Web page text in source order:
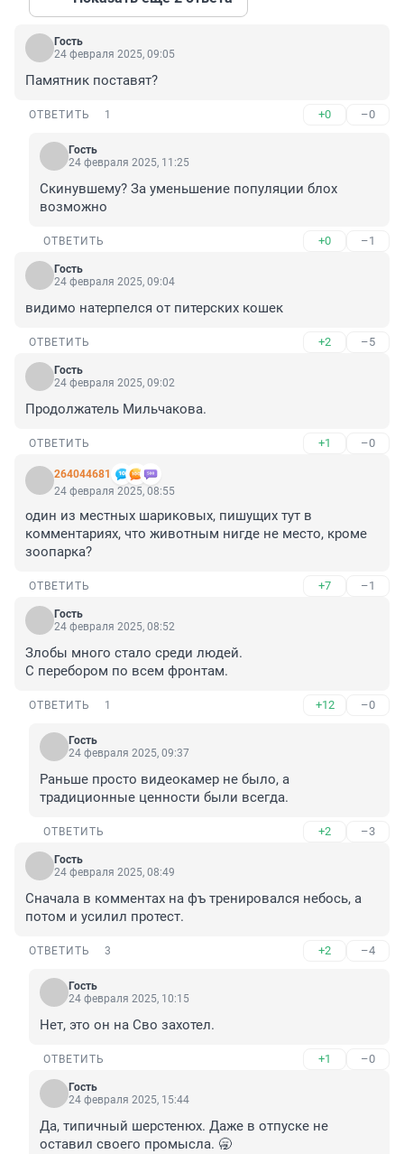
Гость
24 февраля 2025, 09:05
Памятник поставят?
ОТВЕТИТЬ 1 +0 –0
Гость
24 февраля 2025, 11:25
Скинувшему? За уменьшение популяции блох
возможно
ОТВЕТИТЬ +0 –1
Гость
24 февраля 2025, 09:04
видимо натерпелся от питерских кошек
ОТВЕТИТЬ +2 –5
Гость
24 февраля 2025, 09:02
Продолжатель Мильчакова.
ОТВЕТИТЬ +1 –0
264044681
24 февраля 2025, 08:55
один из местных шариковых, пишущих тут в
комментариях, что животным нигде не место, кроме
зоопарка?
ОТВЕТИТЬ +7 –1
Гость
24 февраля 2025, 08:52
Злобы много стало среди людей.
С перебором по всем фронтам.
ОТВЕТИТЬ 1 +12 –0
Гость
24 февраля 2025, 09:37
Раньше просто видеокамер не было, а
традиционные ценности были всегда.
ОТВЕТИТЬ +2 –3
Гость
24 февраля 2025, 08:49
Сначала в комментах на фъ тренировался небось, а
потом и усилил протест.
ОТВЕТИТЬ 3 +2 –4
Гость
24 февраля 2025, 10:15
Нет, это он на Сво захотел.
ОТВЕТИТЬ +1 –0
Гость
24 февраля 2025, 15:44
Да, типичный шерстенюх. Даже в отпуске не
оставил своего промысла. 🥱